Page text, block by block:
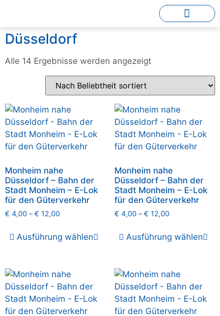
Düsseldorf
Alle 14 Ergebnisse werden angezeigt
Monheim nahe
Düsseldorf – Bahn der
Stadt Monheim – E-Lok
für den Güterverkehr
€ 4,00 –€ 12,00
Ausführung wählen
Monheim nahe
Düsseldorf – Bahn der
Stadt Monheim – E-Lok
für den Güterverkehr
€ 4,00–€ 12,00
Ausführung wählen